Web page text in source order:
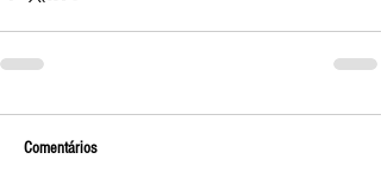
Comentários